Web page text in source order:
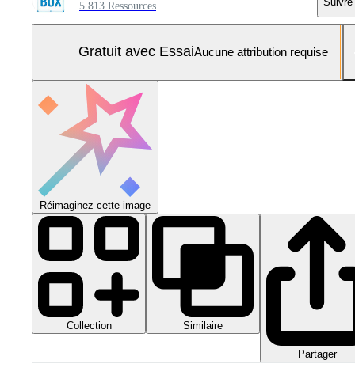
5 813 Ressources
Gratuit avec EssaiAucune attribution requise
Réimaginez cette image
Collection Similaire
Partager